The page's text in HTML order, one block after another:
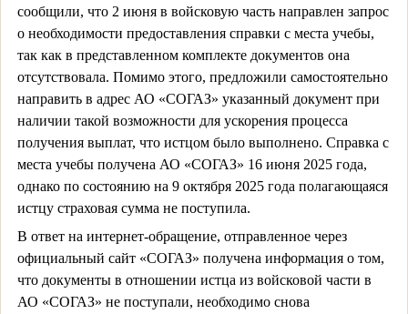
сообщили, что 2 июня в войсковую часть направлен запрос
о необходимости предоставления справки с места учебы,
так как в представленном комплекте документов она
отсутствовала. Помимо этого, предложили самостоятельно
направить в адрес АО «СОГАЗ» указанный документ при
наличии такой возможности для ускорения процесса
получения выплат, что истцом было выполнено. Справка с
места учебы получена АО «СОГАЗ» 16 июня 2025 года,
однако по состоянию на 9 октября 2025 года полагающаяся
истцу страховая сумма не поступила.
В ответ на интернет-обращение, отправленное через
официальный сайт «СОГАЗ» получена информация о том,
что документы в отношении истца из войсковой части в
АО «СОГАЗ» не поступали, необходимо снова